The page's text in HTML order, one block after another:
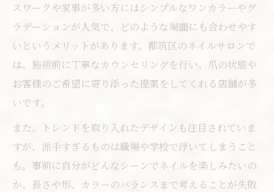
スワークや家事が多い方にはシンプルなワンカラーやグ
ラデーションが人気で、どのような場面にも合わせやす
いというメリットがあります。都筑区のネイルサロンで
は、施術前に丁寧なカウンセリングを行い、爪の状態や
お客様のご希望に寄り添った提案をしてくれる店舗が多
いです。
また、トレンドを取り入れたデザインも注目されていま
すが、派手すぎるものは職場や学校で浮いてしまうこと
も。事前に自分がどんなシーンでネイルを楽しみたいの
か、長さや形、カラーのバランスまで考えることが失敗